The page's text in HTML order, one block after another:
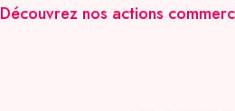
Découvrez nos actions